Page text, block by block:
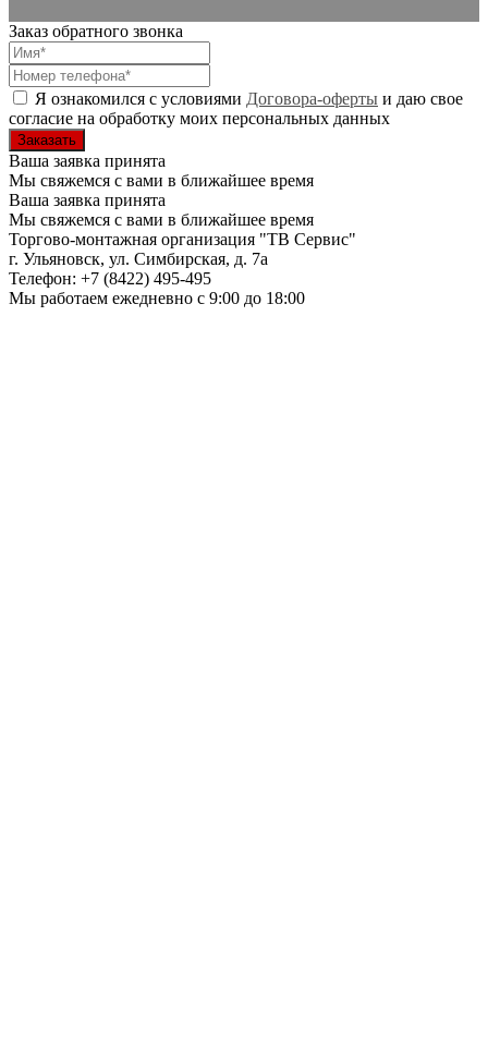
Заказ обратного звонка
Я ознакомился с условиями Договора-оферты и даю свое
согласие на обработку моих персональных данных
Ваша заявка принята
Мы свяжемся с вами в ближайшее время
Ваша заявка принята
Мы свяжемся с вами в ближайшее время
Торгово-монтажная организация "ТВ Сервис"
г. Ульяновск, ул. Симбирская, д. 7а
Телефон: +7 (8422) 495-495
Мы работаем ежедневно с 9:00 до 18:00